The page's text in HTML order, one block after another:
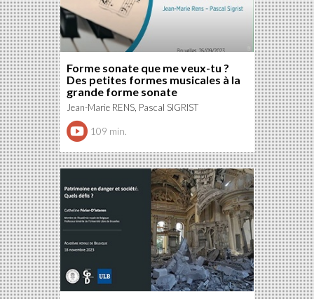
Forme sonate que me veux-tu ?
Des petites formes musicales à la
grande forme sonate
Jean-Marie RENS, Pascal SIGRIST
109 min.